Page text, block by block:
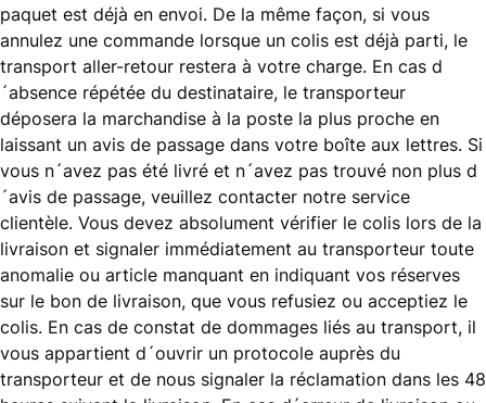
paquet est déjà en envoi. De la même façon, si vous
annulez une commande lorsque un colis est déjà parti, le
transport aller-retour restera à votre charge. En cas d
´absence répétée du destinataire, le transporteur
déposera la marchandise à la poste la plus proche en
laissant un avis de passage dans votre boîte aux lettres. Si
vous n´avez pas été livré et n´avez pas trouvé non plus d
´avis de passage, veuillez contacter notre service
clientèle. Vous devez absolument vérifier le colis lors de la
livraison et signaler immédiatement au transporteur toute
anomalie ou article manquant en indiquant vos réserves
sur le bon de livraison, que vous refusiez ou acceptiez le
colis. En cas de constat de dommages liés au transport, il
vous appartient d´ouvrir un protocole auprès du
transporteur et de nous signaler la réclamation dans les 48